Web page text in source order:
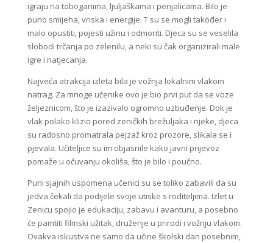
igraju na toboganima, ljuljaškama i penjalicama. Bilo je
puno smijeha, vriska i energije. T su se mogli također i
malo opustiti, pojesti užinu i odmoriti. Djeca su se veselila
slobodi trčanja po zelenilu, a neki su čak organizirali male
igre i natjecanja.
Najveća atrakcija izleta bila je vožnja lokalnim vlakom
natrag. Za mnoge učenike ovo je bio prvi put da se voze
željeznicom, što je izazivalo ogromno uzbuđenje. Dok je
vlak polako klizio pored zeničkih brežuljaka i rijeke, djeca
su radosno promatrala pejzaž kroz prozore, slikala se i
pjevala. Učiteljice su im objasnile kako javni prijevoz
pomaže u očuvanju okoliša, što je bilo i poučno.
Puni sjajnih uspomena učenici su se toliko zabavili da su
jedva čekali da podijele svoje utiske s roditeljima. Izlet u
Zenicu spojio je edukaciju, zabavu i avanturu, a posebno
će pamtiti filmski užitak, druženje u prirodi i vožnju vlakom.
Ovakva iskustva ne samo da učine školski dan posebnim,